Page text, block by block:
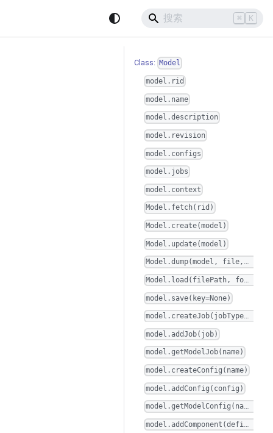
⌘ K
Class: Model
model.rid
model.name
model.description
model.revision
model.configs
model.jobs
model.context
Model.fetch(rid)
Model.create(model)
Model.update(model)
model.save(key=None)
model.addJob(job)
model.getModelJob(name)
model.createConfig(name)
model.addConfig(config)